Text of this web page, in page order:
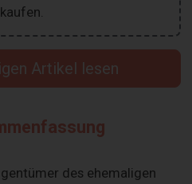
Artikel lesen
des ehemaligen